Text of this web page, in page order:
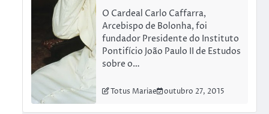
O Cardeal Carlo Caffarra,
Arcebispo de Bolonha, foi
fundador Presidente do Instituto
Pontifício João Paulo II de Estudos
sobre o…
Totus Mariae outubro 27, 2015